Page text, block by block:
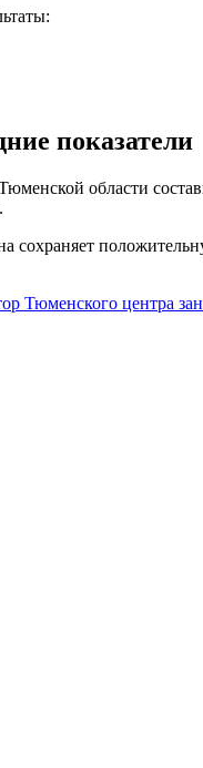
показатели
области
сохраняет
Тюменского центра